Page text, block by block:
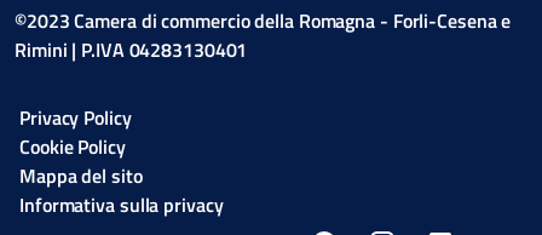
©2023 Camera di commercio della Romagna - Forli-Cesena e
Rimini | P.IVA 04283130401
Privacy Policy
Cookie Policy
Mappa del sito
Informativa sulla privacy